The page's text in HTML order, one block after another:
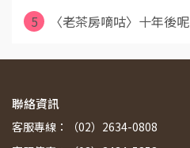
5
〈老茶房嘀咕〉十年後呢
聯絡資訊
客服專線：（02）2634-0808